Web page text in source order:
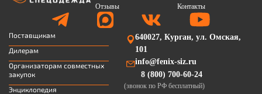
Отзывы
Контакты
Поставщикам
Дилерам
Организаторам совместных
закупок
Энциклопедия
640027, Курган, ул. Омская,
101
info@fenix-siz.ru
8 (800) 700-60-24
(звонок по РФ бесплатный)